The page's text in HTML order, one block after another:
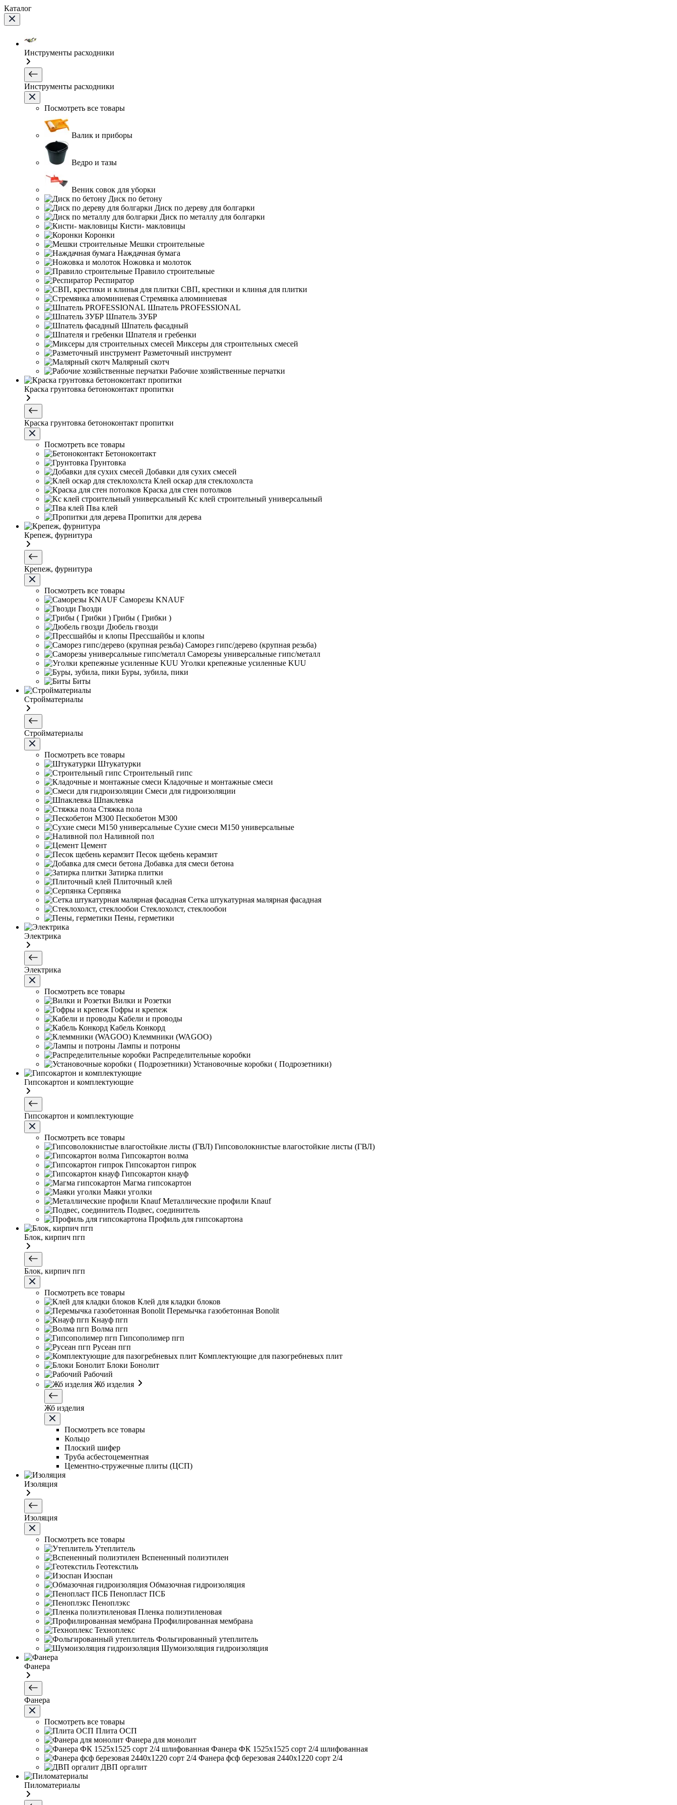
Каталог
Инструменты расходники
Инструменты расходники
Посмотреть все товары
Валик и приборы
Ведро и тазы
Веник совок для уборки
Диск по бетону
Диск по дереву для болгарки
Диск по металлу для болгарки
Кисти- макловицы
Коронки
Мешки строительные
Наждачная бумага
Ножовка и молоток
Правило строительные
Респиратор
СВП, крестики и клинья для плитки
Стремянка алюминиевая
Шпатель PROFESSIONAL
Шпатель ЗУБР
Шпатель фасадный
Шпателя и гребенки
Миксеры для строительных смесей
Разметочный инструмент
Малярный скотч
Рабочие хозяйственные перчатки
Краска грунтовка бетоноконтакт пропитки
Краска грунтовка бетоноконтакт пропитки
Посмотреть все товары
Бетоноконтакт
Грунтовка
Добавки для сухих смесей
Клей оскар для стеклохолста
Краска для стен потолков
Кс клей строительный универсальный
Пва клей
Пропитки для дерева
Крепеж, фурнитура
Крепеж, фурнитура
Посмотреть все товары
Саморезы KNAUF
Гвозди
Грибы ( Грибки )
Дюбель гвозди
Прессшайбы и клопы
Саморез гипс/дерево (крупная резьба)
Саморезы универсальные гипс/металл
Уголки крепежные усиленные KUU
Буры, зубила, пики
Биты
Стройматериалы
Стройматериалы
Посмотреть все товары
Штукатурки
Строительный гипс
Кладочные и монтажные смеси
Смеси для гидроизоляции
Шпаклевка
Стяжка пола
Пескобетон М300
Сухие смеси М150 универсальные
Наливной пол
Цемент
Песок щебень керамзит
Добавка для смеси бетона
Затирка плитки
Плиточный клей
Серпянка
Сетка штукатурная малярная фасадная
Стеклохолст, стеклообои
Пены, герметики
Электрика
Электрика
Посмотреть все товары
Вилки и Розетки
Гофры и крепеж
Кабели и проводы
Кабель Конкорд
Клеммники (WAGOО)
Лампы и потроны
Распределительные коробки
Установочные коробки ( Подрозетники)
Гипсокартон и комплектующие
Гипсокартон и комплектующие
Посмотреть все товары
Гипсоволокнистые влагостойкие листы (ГВЛ)
Гипсокартон волма
Гипсокартон гипрок
Гипсокартон кнауф
Магма гипсокартон
Маяки уголки
Металлические профили Knauf
Подвес, соединитель
Профиль для гипсокартона
Блок, кирпич пгп
Блок, кирпич пгп
Посмотреть все товары
Клей для кладки блоков
Перемычка газобетонная Bonolit
Кнауф пгп
Волма пгп
Гипсополимер пгп
Русеан пгп
Комплектующие для пазогребневых плит
Блоки Бонолит
Рабочий
Жб изделия
Жб изделия
Посмотреть все товары
Кольцо
Плоский шифер
Труба асбестоцементная
Цементно-стружечные плиты (ЦСП)
Изоляция
Изоляция
Посмотреть все товары
Утеплитель
Вспененный полиэтилен
Геотекстиль
Изоспан
Обмазочная гидроизоляция
Пенопласт ПСБ
Пеноплэкс
Пленка полиэтиленовая
Профилированная мембрана
Техноплекс
Фольгированный утеплитель
Шумоизоляция гидроизоляция
Фанера
Фанера
Посмотреть все товары
Плита ОСП
Фанера для монолит
Фанера ФК 1525х1525 сорт 2/4 шлифованная
Фанера фсф березовая 2440х1220 сорт 2/4
ДВП оргалит
Пиломатериалы